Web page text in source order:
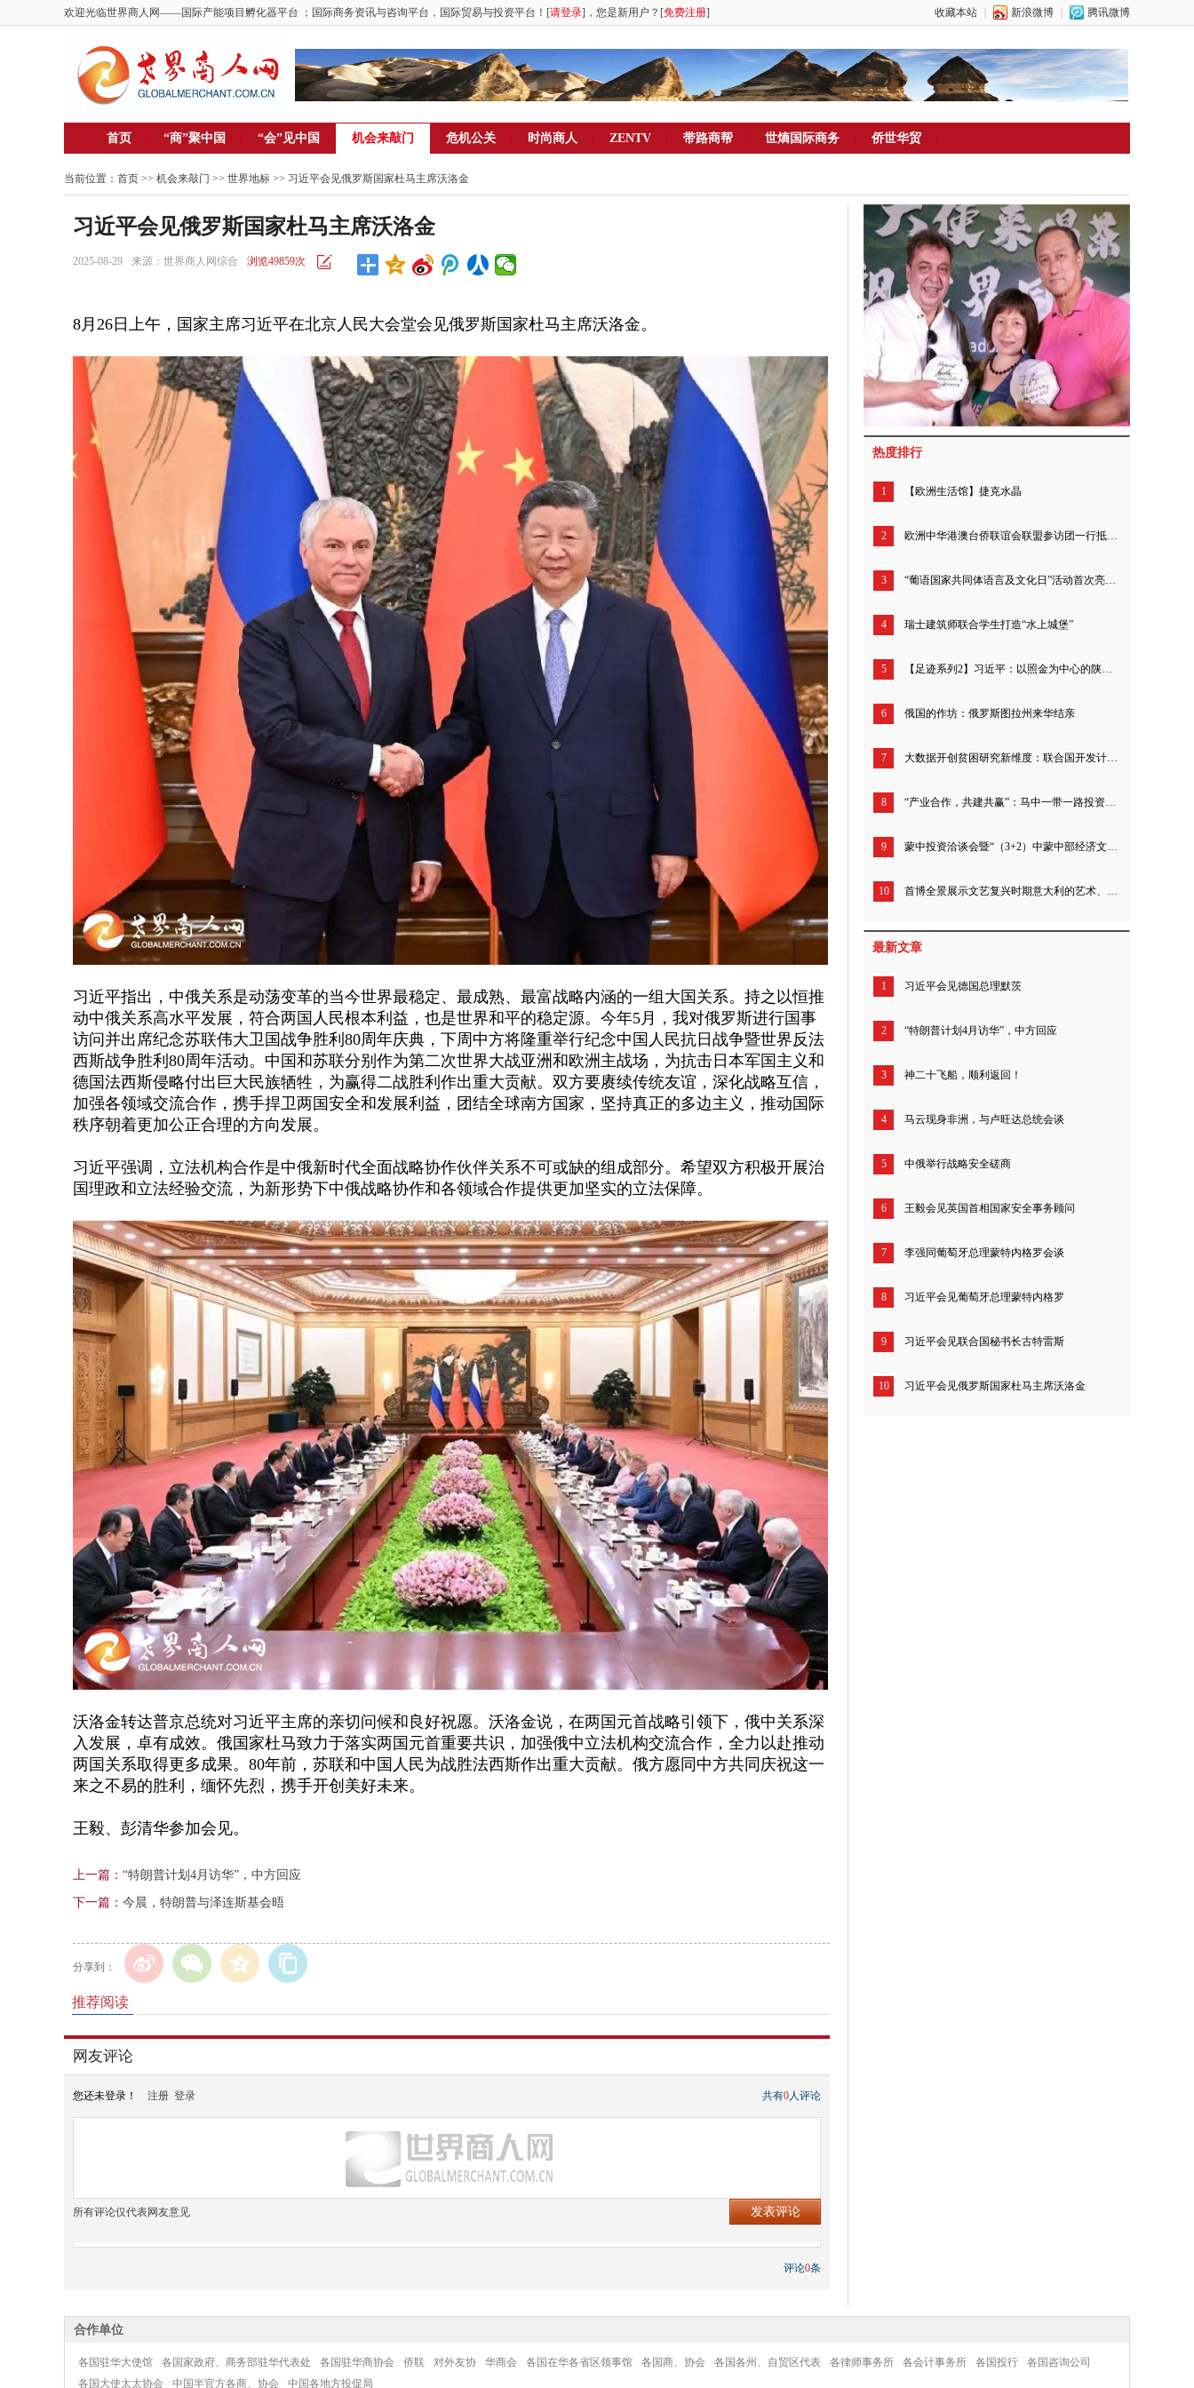
欢迎光临世界商人网——国际产能项目孵化器平台 ；国际商务资讯与咨询平台，国际贸易与投资平台！[请登录]，您是新用户？[免费注册] 收藏本站 新浪微博 腾讯微博
首页 “商”聚中国 “会”见中国 机会来敲门 危机公关 时尚商人 ZENTV 带路商帮 世熵国际商务 侨世华贸
当前位置： 首页 >> 机会来敲门 >> 世界地标 >> 习近平会见俄罗斯国家杜马主席沃洛金
习近平会见俄罗斯国家杜马主席沃洛金
2025-08-29 来源：世界商人网综合 浏览49859次
8月26日上午，国家主席习近平在北京人民大会堂会见俄罗斯国家杜马主席沃洛金。
习近平指出，中俄关系是动荡变革的当今世界最稳定、最成熟、最富战略内涵的一组大国关系。持之以恒推
动中俄关系高水平发展，符合两国人民根本利益，也是世界和平的稳定源。今年5月，我对俄罗斯进行国事
访问并出席纪念苏联伟大卫国战争胜利80周年庆典，下周中方将隆重举行纪念中国人民抗日战争暨世界反法
西斯战争胜利80周年活动。中国和苏联分别作为第二次世界大战亚洲和欧洲主战场，为抗击日本军国主义和
德国法西斯侵略付出巨大民族牺牲，为赢得二战胜利作出重大贡献。双方要赓续传统友谊，深化战略互信，
加强各领域交流合作，携手捍卫两国安全和发展利益，团结全球南方国家，坚持真正的多边主义，推动国际
秩序朝着更加公正合理的方向发展。
习近平强调，立法机构合作是中俄新时代全面战略协作伙伴关系不可或缺的组成部分。希望双方积极开展治
国理政和立法经验交流，为新形势下中俄战略协作和各领域合作提供更加坚实的立法保障。
沃洛金转达普京总统对习近平主席的亲切问候和良好祝愿。沃洛金说，在两国元首战略引领下，俄中关系深
入发展，卓有成效。俄国家杜马致力于落实两国元首重要共识，加强俄中立法机构交流合作，全力以赴推动
两国关系取得更多成果。 80年前，苏联和中国人民为战胜法西斯作出重大贡献。俄方愿同中方共同庆祝这一
来之不易的胜利，缅怀先烈，携手开创美好未来。
王毅、彭清华参加会见。
上一篇： “特朗普计划4月访华”，中方回应
下一篇： 今晨，特朗普与泽连斯基会晤
分享到：
推荐阅读
网友评论
您还未登录！ 注册 登录 共有0人评论
所有评论仅代表网友意见
评论0条
热度排行
1 【欧洲生活馆】捷克水晶
2 欧洲中华港澳台侨联谊会联盟参访团一行抵京拜访中华全国台湾同胞联谊会
3 “葡语国家共同体语言及文化日”活动首次亮相北京
4 瑞士建筑师联合学生打造“水上城堡”
5 【足迹系列2】习近平：以照金为中心的陕甘边革命根据地，在中国革命史上写下了光辉的一页
6 俄国的作坊：俄罗斯图拉州来华结亲
7 大数据开创贫困研究新维度：联合国开发计划署发布应用大数据测中国贫困报告
8 “产业合作，共建共赢”：马中一带一路投资论坛北京举行
9 蒙中投资洽谈会暨“（3+2）中蒙中部经济文化走廊”重大项目发布会北京举行
10 首博全景展示文艺复兴时期意大利的艺术、文化与生活
最新文章
1 习近平会见德国总理默茨
2 “特朗普计划4月访华”，中方回应
3 神二十飞船，顺利返回！
4 马云现身非洲，与卢旺达总统会谈
5 中俄举行战略安全磋商
6 王毅会见英国首相国家安全事务顾问
7 李强同葡萄牙总理蒙特内格罗会谈
8 习近平会见葡萄牙总理蒙特内格罗
9 习近平会见联合国秘书长古特雷斯
10 习近平会见俄罗斯国家杜马主席沃洛金
合作单位
各国驻华大使馆 各国家政府、商务部驻华代表处 各国驻华商协会 侨联 对外友协 华商会 各国在华各省区领事馆 各国商、协会 各国各州、自贸区代表 各律师事务所 各会计事务所 各国投行
各国咨询公司
各国大使太太协会
中国半官方各商、协会 中国各地方投促局